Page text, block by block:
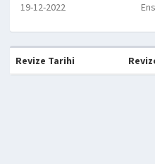
19-12-2022
Revize Tarihi